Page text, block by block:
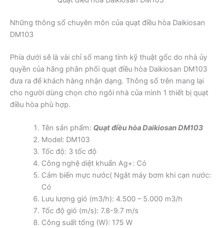
Những thông số chuyên môn của quạt điều hòa Daikiosan
DM103
Phía dưới sẽ là vài chỉ số mang tính kỹ thuật gốc do nhà ủy
quyền của hãng phân phối quạt điều hòa Daikiosan DM103
đưa ra để khách hàng nhận dạng. Thông số trên mang lại
cho người dùng chọn cho ngôi nhà của mình 1 thiết bị quạt
điều hòa phù hợp.
Tên sản phẩm: Quạt điều hòa Daikiosan DM103
Model: DM103
Tốc độ: 3 tốc độ
Công nghệ diệt khuẩn Ag+: Có
Cảm biến mực nước( Ngắt máy bơm khi cạn nước:
Có
Lưu lượng gió (m3/h): 4.500 – 5.000 m3/h
Tốc độ gió (m/s): 7.8-9.7 m/s
Công suất tổng (W): 175 W